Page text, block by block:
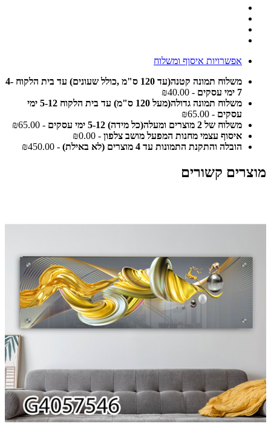
אפשרויות איסוף ומשלוח
משלוח תמונה קטנה(עד 120 ס"מ ,כולל שעונים) עד בית הלקוח 4-
7 ימי עסקים
- ₪40.00
משלוח תמונה גדולה(מעל 120 ס"מ) עד בית הלקוח 5-12 ימי
עסקים - ₪65.00
משלוח של 2 מוצרים ומעלה(כל מידה) 5-12 ימי עסקים
- ₪65.00
איסוף עצמי מחנות המפעל מושב צלפון - ₪0.00
הובלה והתקנת התמונות עד 4 מוצרים (לא באילת)
- ₪450.00
מוצרים קשורים